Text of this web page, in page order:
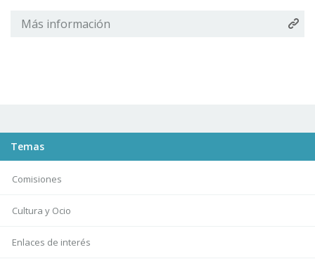
Más información
Temas
Comisiones
Cultura y Ocio
Enlaces de interés